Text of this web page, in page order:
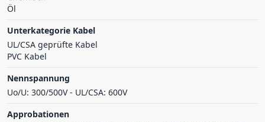
Öl
Unterkategorie Kabel
UL/CSA geprüfte Kabel
PVC Kabel
Nennspannung
Uo/U: 300/500V - UL/CSA: 600V
Approbationen